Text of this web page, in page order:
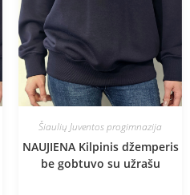
Šiaulių Juventos progimnazija
NAUJIENA Kilpinis džemperis
be gobtuvo su užrašu